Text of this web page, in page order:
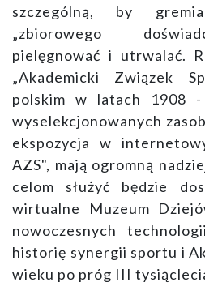
szczególną, by
„zbiorowego
pielęgnować i utrwalać.
„Akademicki Związek
polskim w latach 1908 -
wyselekcjonowanych
ekspozycja w
AZS", mają ogromną
celom służyć będzie
wirtualne Muzeum
nowoczesnych
historię synergii sportu i
wieku po próg III